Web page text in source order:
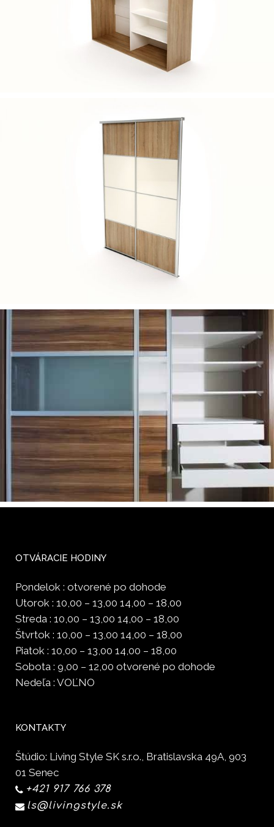
OTVÁRACIE HODINY
Pondelok : otvorené po dohode
Utorok : 10,00 – 13,00 14,00 – 18,00
Streda : 10,00 – 13,00 14,00 – 18,00
Štvrtok : 10,00 – 13,00 14,00 – 18,00
Piatok : 10,00 – 13,00 14,00 – 18,00
Sobota : 9,00 – 12,00 otvorené po dohode
Nedeľa : VOĽNO
KONTAKTY
Štúdio: Living Style SK s.r.o., Bratislavska 49A, 903
01 Senec
+421 917 766 378
ls@livingstyle.sk